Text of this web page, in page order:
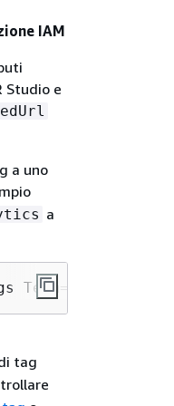
IAM
Studio e
a uno
a
Team=
tag